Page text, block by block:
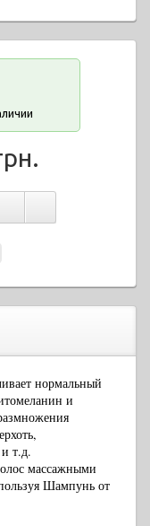
нормальный
и
т.д.
массажными
Шампунь от